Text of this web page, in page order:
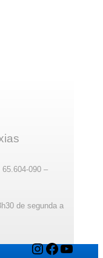
090 –
de segunda a
InstagramFacebook YouTube